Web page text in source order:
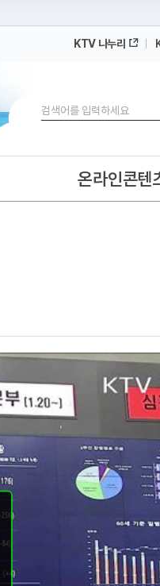
KTV 나누리
검색
온라인콘텐